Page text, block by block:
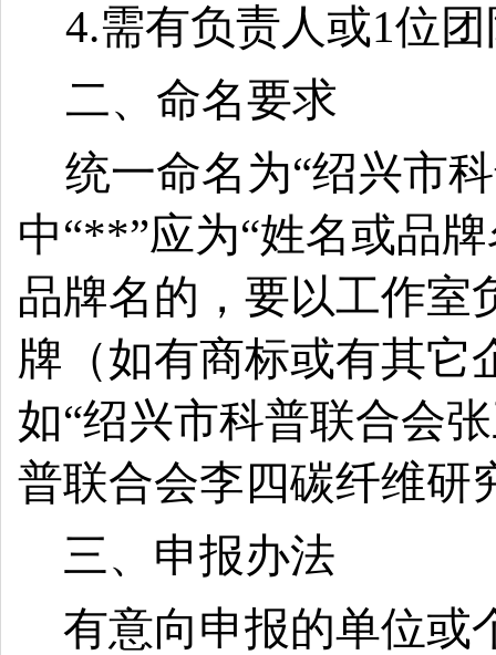
4.需有负责人或1位
二、命名要求
统一命名为“绍兴市
中“**”应为“姓名或品
品牌名的，要以工作室
牌（如有商标或有其它
如“绍兴市科普联合会
普联合会李四碳纤维研
三、申报办法
有意向申报的单位或